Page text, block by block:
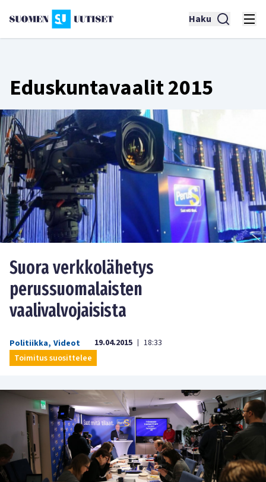
Haku
Eduskuntavaalit 2015
Suora verkkolähetys
perussuomalaisten
vaalivalvojaisista
Politiikka, Videot 19.04.2015 | 18:33
Toimitus suosittelee